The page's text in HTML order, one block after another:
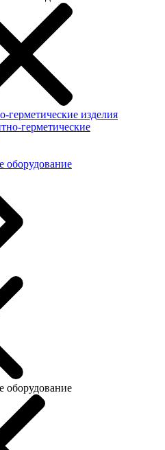
герметические изделия
герметические
оборудование
оборудование